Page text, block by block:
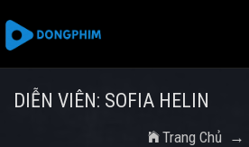
DIỄN VIÊN: SOFIA HELIN
Trang Chủ